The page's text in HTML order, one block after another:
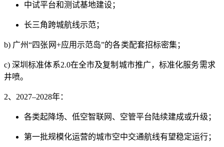
中试平台和测试基地建设；
长三角跨城航线示范；
b) 广州“四张网+应用示范岛”的各类配套招标密集；
c) 深圳标准体系2.0在全市及复制城市推广，标准化服务需求
井喷。
2、2027–2028年：
各类起降场、低空智联网、空管平台陆续建成或升级；
第一批规模化运营的城市空中交通航线有望稳定运行；